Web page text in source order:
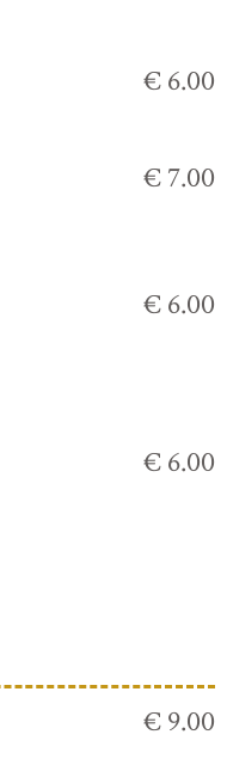
€ 6.00
€ 7.00
€ 6.00
€ 6.00
€ 9.00